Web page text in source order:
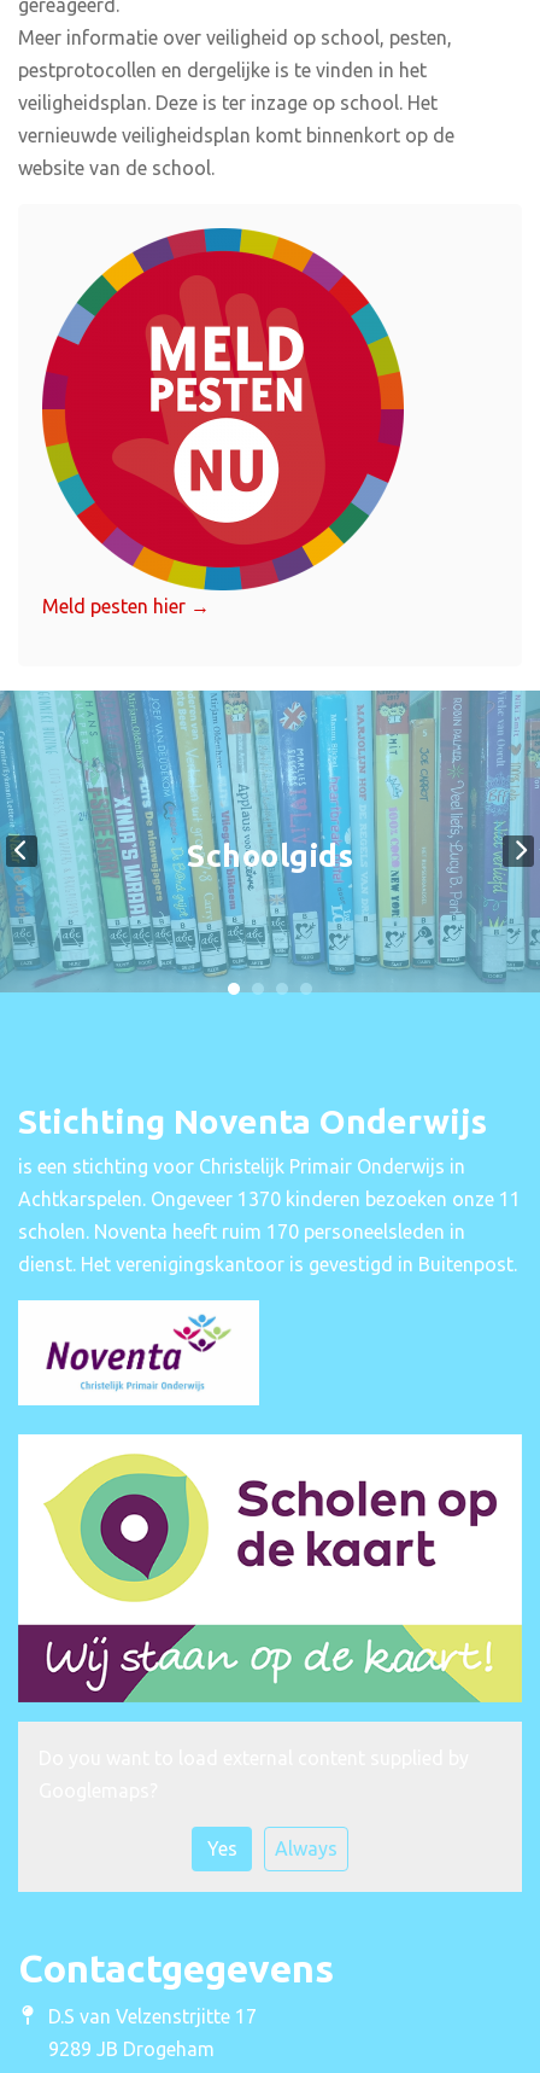
gereageerd.
Meer informatie over veiligheid op school, pesten,
pestprotocollen en dergelijke is te vinden in het
veiligheidsplan. Deze is ter inzage op school. Het
vernieuwde veiligheidsplan komt binnenkort op de
website van de school.
Meld pesten hier →
Schoolgids
Stichting Noventa Onderwijs
is een stichting voor Christelijk Primair Onderwijs in
Achtkarspelen. Ongeveer 1370 kinderen bezoeken onze 11
scholen. Noventa heeft ruim 170 personeelsleden in
dienst. Het verenigingskantoor is gevestigd in Buitenpost.
Yes Always
Contactgegevens
D.S van Velzenstrjitte 17
9289 JB Drogeham